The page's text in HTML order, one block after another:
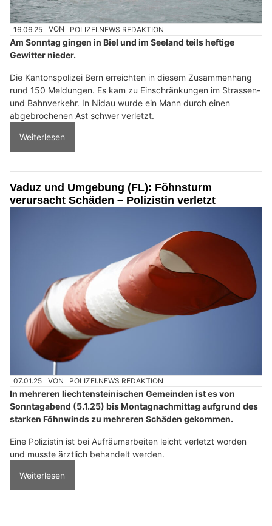
16.06.25 VON POLIZEI.NEWS REDAKTION
Am Sonntag gingen in Biel und im Seeland teils heftige
Gewitter nieder.
Die Kantonspolizei Bern erreichten in diesem Zusammenhang
rund 150 Meldungen. Es kam zu Einschränkungen im Strassen-
und Bahnverkehr. In Nidau wurde ein Mann durch einen
abgebrochenen Ast schwer verletzt.
Weiterlesen
Vaduz und Umgebung (FL): Föhnsturm
verursacht Schäden – Polizistin verletzt
07.01.25 VON POLIZEI.NEWS REDAKTION
In mehreren liechtensteinischen Gemeinden ist es von
Sonntagabend (5.1.25) bis Montagnachmittag aufgrund des
starken Föhnwinds zu mehreren Schäden gekommen.
Eine Polizistin ist bei Aufräumarbeiten leicht verletzt worden
und musste ärztlich behandelt werden.
Weiterlesen